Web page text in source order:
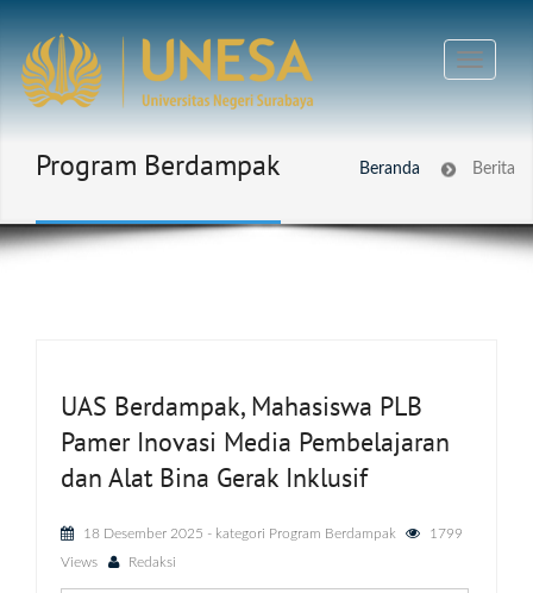
Program Berdampak Beranda Berita
UAS Berdampak, Mahasiswa PLB
Pamer Inovasi Media Pembelajaran
dan Alat Bina Gerak Inklusif
18 Desember 2025 - kategori Program Berdampak
1799
Views
Redaksi